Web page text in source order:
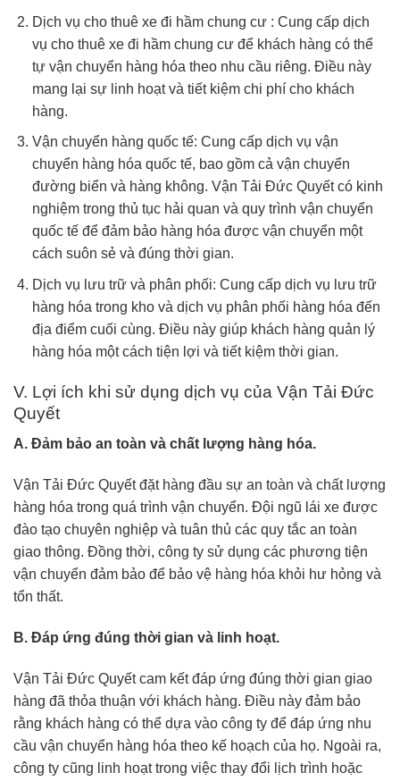
Dịch vụ cho thuê xe đi hầm chung cư : Cung cấp dịch
vụ cho thuê xe đi hầm chung cư để khách hàng có thể
tự vận chuyển hàng hóa theo nhu cầu riêng. Điều này
mang lại sự linh hoạt và tiết kiệm chi phí cho khách
hàng.
Vận chuyển hàng quốc tế: Cung cấp dịch vụ vận
chuyển hàng hóa quốc tế, bao gồm cả vận chuyển
đường biển và hàng không. Vận Tải Đức Quyết có kinh
nghiệm trong thủ tục hải quan và quy trình vận chuyển
quốc tế để đảm bảo hàng hóa được vận chuyển một
cách suôn sẻ và đúng thời gian.
Dịch vụ lưu trữ và phân phối: Cung cấp dịch vụ lưu trữ
hàng hóa trong kho và dịch vụ phân phối hàng hóa đến
địa điểm cuối cùng. Điều này giúp khách hàng quản lý
hàng hóa một cách tiện lợi và tiết kiệm thời gian.
V. Lợi ích khi sử dụng dịch vụ của Vận Tải Đức
Quyết
A. Đảm bảo an toàn và chất lượng hàng hóa.
Vận Tải Đức Quyết đặt hàng đầu sự an toàn và chất lượng
hàng hóa trong quá trình vận chuyển. Đội ngũ lái xe được
đào tạo chuyên nghiệp và tuân thủ các quy tắc an toàn
giao thông. Đồng thời, công ty sử dụng các phương tiện
vận chuyển đảm bảo để bảo vệ hàng hóa khỏi hư hỏng và
tổn thất.
B. Đáp ứng đúng thời gian và linh hoạt.
Vận Tải Đức Quyết cam kết đáp ứng đúng thời gian giao
hàng đã thỏa thuận với khách hàng. Điều này đảm bảo
rằng khách hàng có thể dựa vào công ty để đáp ứng nhu
cầu vận chuyển hàng hóa theo kế hoạch của họ. Ngoài ra,
công ty cũng linh hoạt trong việc thay đổi lịch trình hoặc